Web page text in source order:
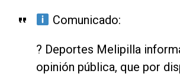
Comunicado:
? Deportes Melipilla
opinión pública, que por